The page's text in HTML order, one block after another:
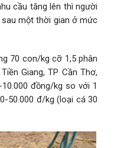
cầu tăng lên thì người
sau một thời gian ở mức
70 con/kg cỡ 1,5 phân
Giang, TP Cần Thơ,
đồng/kg so với 1
50.000 đ/kg (loại cá 30